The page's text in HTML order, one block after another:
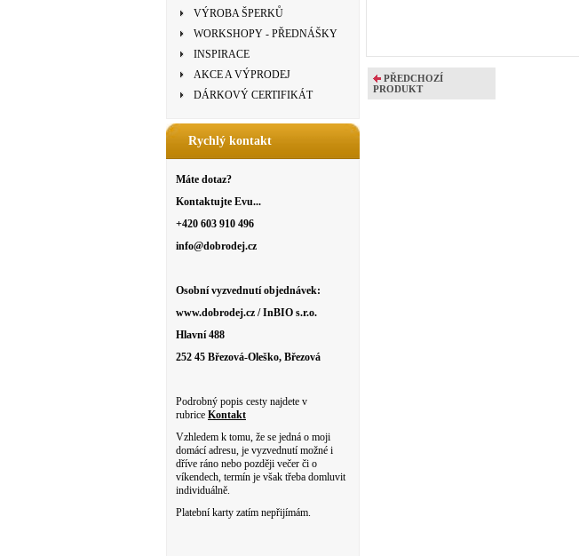
VÝROBA ŠPERKŮ
WORKSHOPY - PŘEDNÁŠKY
INSPIRACE
AKCE A VÝPRODEJ
DÁRKOVÝ CERTIFIKÁT
Rychlý kontakt
Máte dotaz?
Kontaktujte Evu...
+420 603 910 496
info@dobrodej.cz
Osobní vyzvednutí objednávek:
www.dobrodej.cz / InBIO s.r.o.
Hlavní 488
252 45 Březová-Oleško, Březová
Podrobný popis cesty najdete v
rubrice Kontakt
Vzhledem k tomu, že se jedná o moji
domácí adresu, je vyzvednutí možné i
dříve ráno nebo později večer či o
víkendech, termín je však třeba domluvit
individuálně.
Platební karty zatím nepřijímám.
PŘEDCHOZÍ
PRODUKT